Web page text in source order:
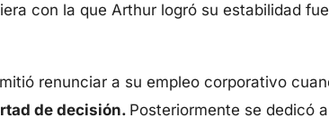
con la que Arthur logró su estabilidad fue
renunciar a su empleo corporativo
de decisión. Posteriormente se dedicó